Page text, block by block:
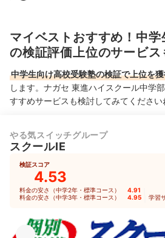
マイベストおすすめ！中
の検証評価上位のサービス
中学生向け高校受験塾の検証で上位を
します。ナガセ 東進ハイスクール中学
すすめサービスも検討してみてください
やる気スイッチグループ
スクールIE
検証スコア
4.53
料金の安さ（中学2年・標準コース） 4.91
料金の安さ（中学3年・標準コース） 4.95 学習